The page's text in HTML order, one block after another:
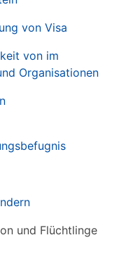
von Visa
von im
Organisationen
und Flüchtlinge